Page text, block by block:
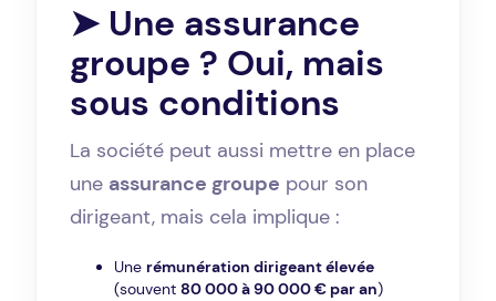
➤ Une assurance
groupe ? Oui, mais
sous conditions
La société peut aussi mettre en place
une assurance groupe pour son
dirigeant, mais cela implique :
Une rémunération dirigeant élevée
(souvent80 000 à 90 000 € par an)